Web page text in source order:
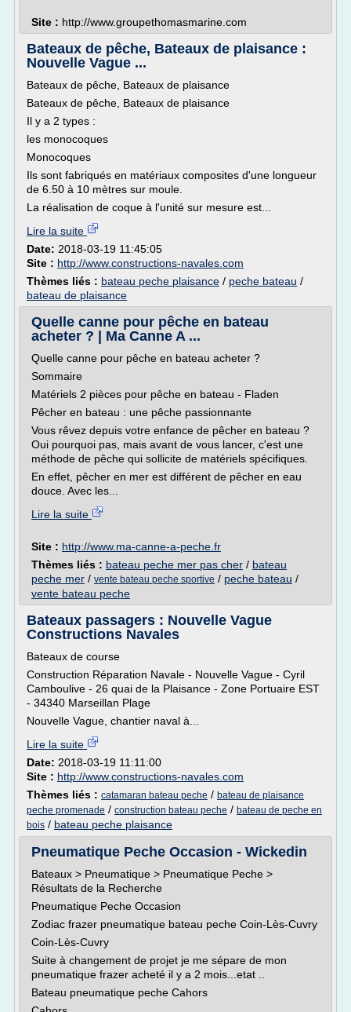
Site : http://www.groupethomasmarine.com
Bateaux de pêche, Bateaux de plaisance :
Nouvelle Vague ...
Bateaux de pêche, Bateaux de plaisance
Bateaux de pêche, Bateaux de plaisance
Il y a 2 types :
les monocoques
Monocoques
Ils sont fabriqués en matériaux composites d'une longueur
de 6.50 à 10 mètres sur moule.
La réalisation de coque à l'unité sur mesure est...
Lire la suite
Date: 2018-03-19 11:45:05
Site : http://www.constructions-navales.com
Thèmes liés : bateau peche plaisance / peche bateau /
bateau de plaisance
Quelle canne pour pêche en bateau
acheter ? | Ma Canne A ...
Quelle canne pour pêche en bateau acheter ?
Sommaire
Matériels 2 pièces pour pêche en bateau - Fladen
Pêcher en bateau : une pêche passionnante
Vous rêvez depuis votre enfance de pêcher en bateau ?
Oui pourquoi pas, mais avant de vous lancer, c'est une
méthode de pêche qui sollicite de matériels spécifiques.
En effet, pêcher en mer est différent de pêcher en eau
douce. Avec les...
Lire la suite
Site : http://www.ma-canne-a-peche.fr
Thèmes liés : bateau peche mer pas cher / bateau
peche mer / vente bateau peche sportive / peche bateau /
vente bateau peche
Bateaux passagers : Nouvelle Vague
Constructions Navales
Bateaux de course
Construction Réparation Navale - Nouvelle Vague - Cyril
Camboulive - 26 quai de la Plaisance - Zone Portuaire EST
- 34340 Marseillan Plage
Nouvelle Vague, chantier naval à...
Lire la suite
Date: 2018-03-19 11:11:00
Site : http://www.constructions-navales.com
Thèmes liés : catamaran bateau peche / bateau de plaisance
peche promenade / construction bateau peche / bateau de peche en
bois / bateau peche plaisance
Pneumatique Peche Occasion - Wickedin
Bateaux > Pneumatique > Pneumatique Peche >
Résultats de la Recherche
Pneumatique Peche Occasion
Zodiac frazer pneumatique bateau peche Coin-Lès-Cuvry
Coin-Lès-Cuvry
Suite à changement de projet je me sépare de mon
pneumatique frazer acheté il y a 2 mois...etat ..
Bateau pneumatique peche Cahors